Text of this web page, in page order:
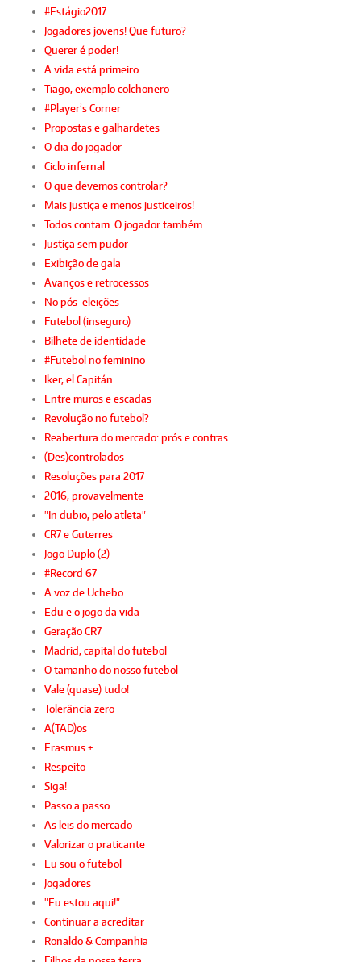
#Estágio2017
Jogadores jovens! Que futuro?
Querer é poder!
A vida está primeiro
Tiago, exemplo colchonero
#Player’s Corner
Propostas e galhardetes
O dia do jogador
Ciclo infernal
O que devemos controlar?
Mais justiça e menos justiceiros!
Todos contam. O jogador também
Justiça sem pudor
Exibição de gala
Avanços e retrocessos
No pós-eleições
Futebol (inseguro)
Bilhete de identidade
#Futebol no feminino
Iker, el Capitán
Entre muros e escadas
Revolução no futebol?
Reabertura do mercado: prós e contras
(Des)controlados
Resoluções para 2017
2016, provavelmente
"In dubio, pelo atleta"
CR7 e Guterres
Jogo Duplo (2)
#Record 67
A voz de Uchebo
Edu e o jogo da vida
Geração CR7
Madrid, capital do futebol
O tamanho do nosso futebol
Vale (quase) tudo!
Tolerância zero
A(TAD)os
Erasmus +
Respeito
Siga!
Passo a passo
As leis do mercado
Valorizar o praticante
Eu sou o futebol
Jogadores
"Eu estou aqui!"
Continuar a acreditar
Ronaldo & Companhia